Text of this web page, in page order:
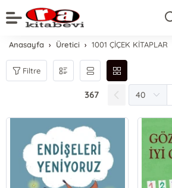
Anasayfa Üretici 1001 ÇİÇEK KİTAPLAR
Filtre
367